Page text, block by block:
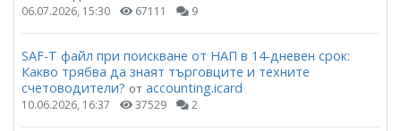
06.07.2026, 15:30 67111 9
SAF-T файл при поискване от НАП в 14-дневен срок:
Какво трябва да знаят търговците и техните
счетоводители? от accounting.icard
10.06.2026, 16:37 37529 2